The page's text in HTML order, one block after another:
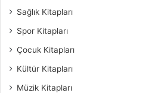
Sağlık Kitapları
Spor Kitapları
Çocuk Kitapları
Kültür Kitapları
Müzik Kitapları